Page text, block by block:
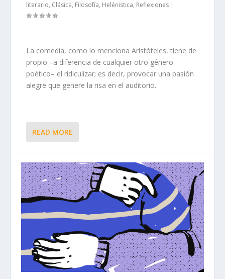
literario, Clásica, Filosofía, Helénistica, Reflexiones |
La comedia, como lo menciona Aristóteles, tiene de
propio –a diferencia de cualquier otro género
poético– el ridiculizar; es decir, provocar una pasión
alegre que genere la risa en el auditorio.
READ MORE